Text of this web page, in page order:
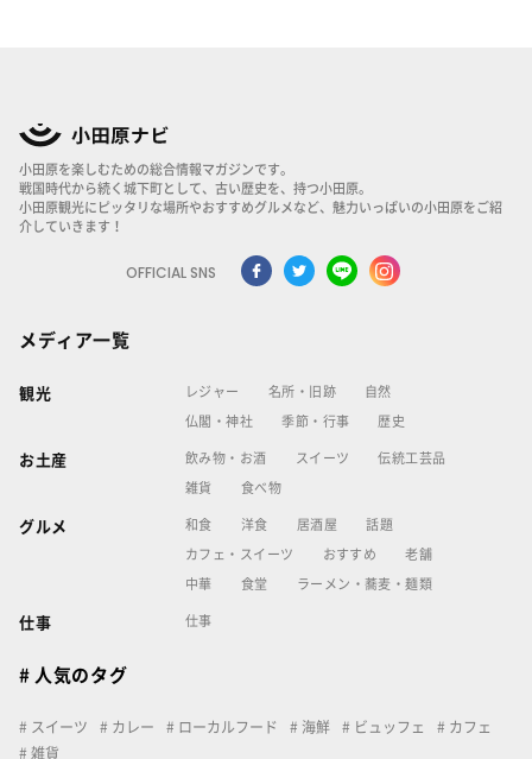
小田原を楽しむための総合情報マガジンです。
戦国時代から続く城下町として、古い歴史を、持つ小田原。
小田原観光にピッタリな場所やおすすめグルメなど、魅力いっぱいの小田原をご紹
介していきます！
OFFICIAL SNS
メディア一覧
観光 レジャー 名所・旧跡 自然
仏閣・神社 季節・行事 歴史
お土産 飲み物・お酒 スイーツ 伝統工芸品
雑貨 食べ物
グルメ 和食 洋食 居酒屋 話題
カフェ・スイーツ おすすめ 老舗
中華 食堂 ラーメン・蕎麦・麺類
仕事 仕事
# 人気のタグ
スイーツ カレー ローカルフード 海鮮 ビュッフェ
カフェ
雑貨